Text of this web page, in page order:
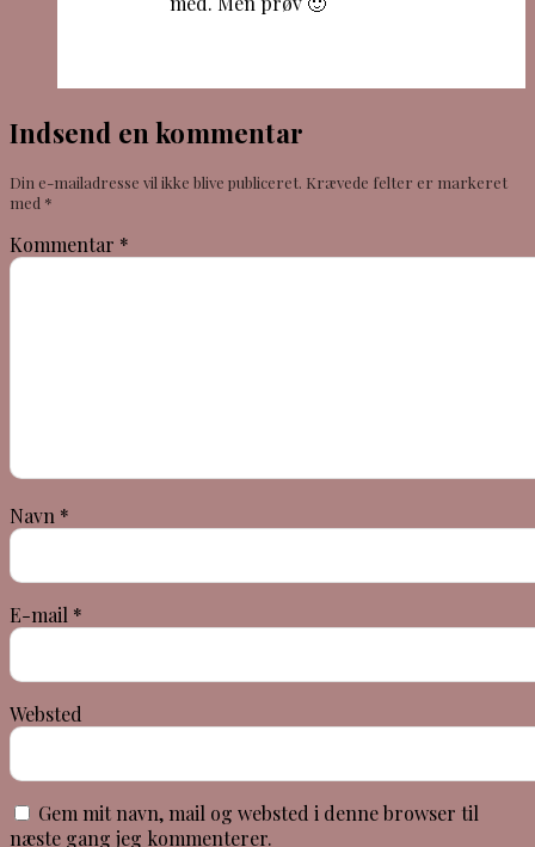
Indsend en kommentar
Din e-mailadresse vil ikke blive publiceret. Krævede felter er markeret
med *
Kommentar *
Navn *
E-mail *
Websted
Gem mit navn, mail og websted i denne browser til
næste gang jeg kommenterer.